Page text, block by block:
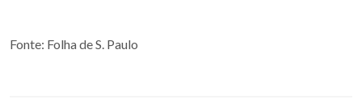
Fonte: Folha de S. Paulo